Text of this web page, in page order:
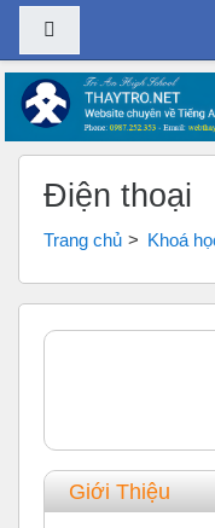
Chuyển tới nội dung chính
Bảng điều khiển
Điện thoại
Trang chủ Khoá
Tổng quan các
Giới Thiệu